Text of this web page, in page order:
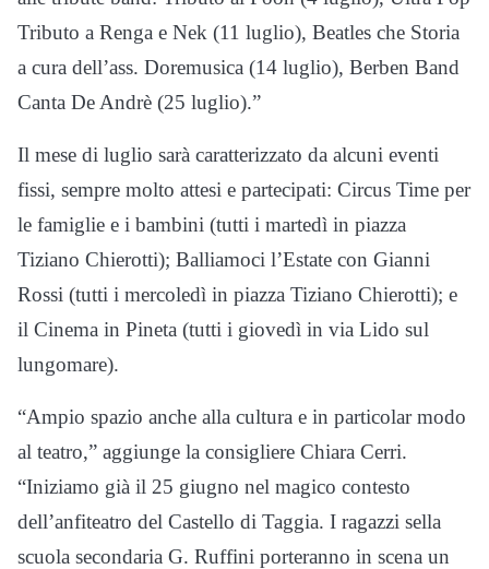
Tributo a Renga e Nek (11 luglio), Beatles che Storia
a cura dell’ass. Doremusica (14 luglio), Berben Band
Canta De Andrè (25 luglio).”
Il mese di luglio sarà caratterizzato da alcuni eventi
fissi, sempre molto attesi e partecipati: Circus Time per
le famiglie e i bambini (tutti i martedì in piazza
Tiziano Chierotti); Balliamoci l’Estate con Gianni
Rossi (tutti i mercoledì in piazza Tiziano Chierotti); e
il Cinema in Pineta (tutti i giovedì in via Lido sul
lungomare).
“Ampio spazio anche alla cultura e in particolar modo
al teatro,” aggiunge la consigliere Chiara Cerri.
“Iniziamo già il 25 giugno nel magico contesto
dell’anfiteatro del Castello di Taggia. I ragazzi sella
scuola secondaria G. Ruffini porteranno in scena un